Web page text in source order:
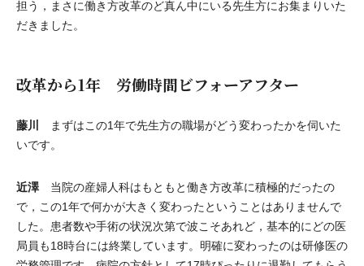
担う，まさに働き方改革のど真ん中にいる先生方にお集まりいた
だきました。
改革から1年 労働時間ビフォーアフター
藤川
まずはこの1年で先生方の職場がどう変わったかを伺いた
いです。
近澤当院の産婦人科はもともと働き方改革に積極的だったの
で，この1年で何かが大きく変わったということはありませんで
した。患者数や手術の状況次第で波こそあれど，基本的にどの医
局員も18時台には終業しています。明確に変わったのは研修医の